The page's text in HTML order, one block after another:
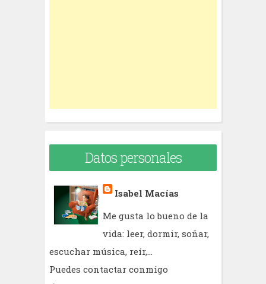
Datos personales
Isabel Macías
Me gusta lo bueno de la
vida: leer, dormir, soñar,
escuchar música, reír,...
Puedes contactar conmigo